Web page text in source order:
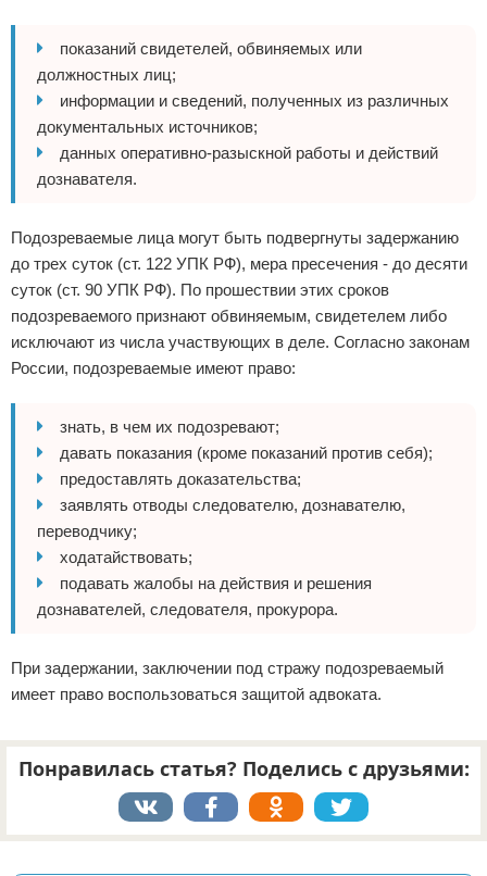
показаний свидетелей, обвиняемых или
должностных лиц;
информации и сведений, полученных из различных
документальных источников;
данных оперативно-разыскной работы и действий
дознавателя.
Подозреваемые лица могут быть подвергнуты задержанию
до трех суток (ст. 122 УПК РФ), мера пресечения - до десяти
суток (ст. 90 УПК РФ). По прошествии этих сроков
подозреваемого признают обвиняемым, свидетелем либо
исключают из числа участвующих в деле. Согласно законам
России, подозреваемые имеют право:
знать, в чем их подозревают;
давать показания (кроме показаний против себя);
предоставлять доказательства;
заявлять отводы следователю, дознавателю,
переводчику;
ходатайствовать;
подавать жалобы на действия и решения
дознавателей, следователя, прокурора.
При задержании, заключении под стражу подозреваемый
имеет право воспользоваться защитой адвоката.
Понравилась статья? Поделись с друзьями: